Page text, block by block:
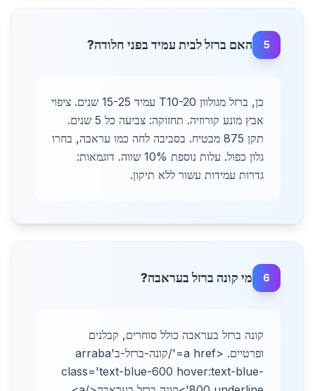
5 האם ברזל לבית עמיד בפני חלודה?
כן, ברזל מגולוון T10-20 עמיד 15-25 שנים. ציפוי
אבץ מונע קורוזיה. תחזוקה: צביעה כל 5 שנים.
תקן 875 מבטיח. בסביבה לחה כמו עראבה, בחרו
גלון כפול. עלות נוספת 10% שווה. דוגמאות:
גדרות עמידות עשור ללא תיקון.
6 מי קונה ברזל בעראבה?
קונה ברזל בעראבה כולל סוחרים, קבלנים
ופרטיים. <a href='/קונה-ברזל-בarraba'
class='text-blue-600 hover:text-blue-